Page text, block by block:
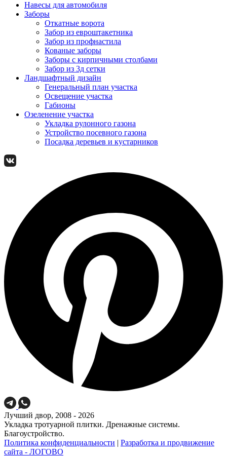
Навесы для автомобиля
Заборы
Откатные ворота
Забор из евроштакетника
Забор из профнастила
Кованые заборы
Заборы с кирпичными столбами
Забор из 3д сетки
Ландшафтный дизайн
Генеральный план участка
Освещение участка
Габионы
Озеленение участка
Укладка рулонного газона
Устройство посевного газона
Посадка деревьев и кустарников
Лучший двор, 2008 - 2026
Укладка тротуарной плитки. Дренажные системы.
Благоустройство.
Политика конфиденциальности | Разработка и продвижение
сайта - ЛОГОВО